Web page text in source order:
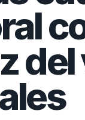
del